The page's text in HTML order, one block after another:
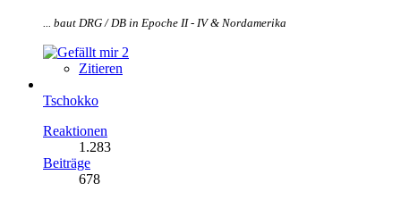
... baut DRG / DB in Epoche II - IV & Nordamerika
2
Zitieren
Tschokko
Reaktionen
1.283
Beiträge
678